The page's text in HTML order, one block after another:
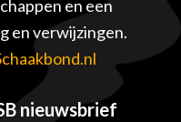
en een
en verwijzingen.
nieuwsbrief